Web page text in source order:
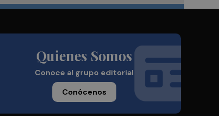
Quienes Somos
Conoce al grupo editorial
Conócenos